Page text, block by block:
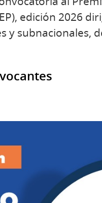
edición 2026
y subnacionales,